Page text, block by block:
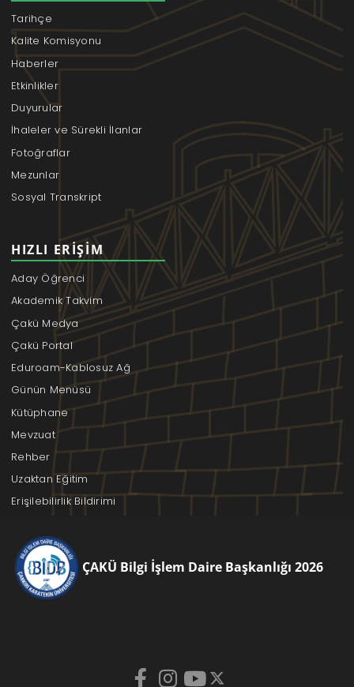
Tarihçe
Kalite Komisyonu
Haberler
Etkinlikler
Duyurular
İhaleler ve Sürekli İlanlar
Fotoğraflar
Mezunlar
Sosyal Transkript
HIZLI ERIŞIM
Aday Öğrenci
Akademik Takvim
Çakü Medya
Çakü Portal
Eduroam-Kablosuz Ağ
Günün Menüsü
Kütüphane
Mevzuat
Rehber
Uzaktan Eğitim
Erişilebilirlik Bildirimi
ÇAKÜ Bilgi İşlem Daire Başkanlığı 2026